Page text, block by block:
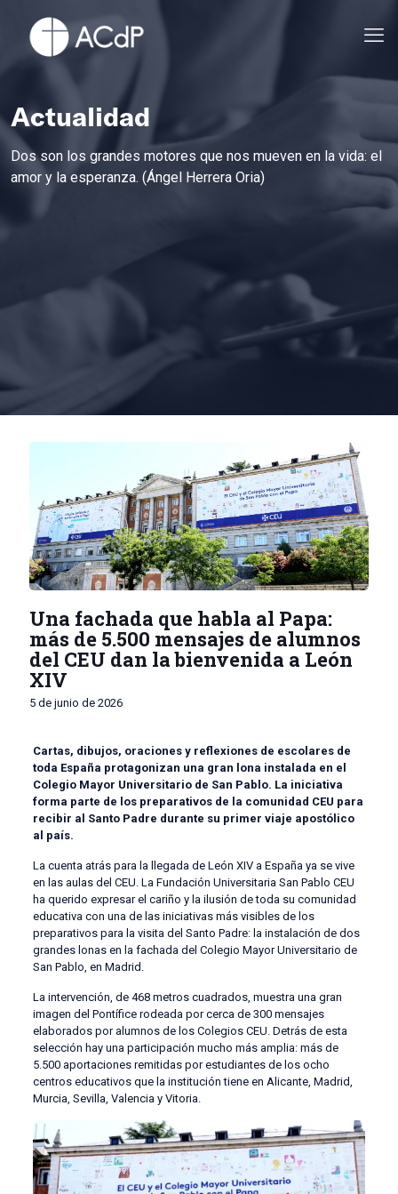
Actualidad
Dos son los grandes motores que nos mueven en la vida: el
amor y la esperanza. (Ángel Herrera Oria)
Una fachada que habla al Papa:
más de 5.500 mensajes de alumnos
del CEU dan la bienvenida a León
XIV
5 de junio de 2026
Cartas, dibujos, oraciones y reflexiones de escolares de
toda España protagonizan una gran lona instalada en el
Colegio Mayor Universitario de San Pablo. La iniciativa
forma parte de los preparativos de la comunidad CEU para
recibir al Santo Padre durante su primer viaje apostólico
al país.
La cuenta atrás para la llegada de León XIV a España ya se vive
en las aulas del CEU. La Fundación Universitaria San Pablo CEU
ha querido expresar el cariño y la ilusión de toda su comunidad
educativa con una de las iniciativas más visibles de los
preparativos para la visita del Santo Padre: la instalación de dos
grandes lonas en la fachada del Colegio Mayor Universitario de
San Pablo, en Madrid.
La intervención, de 468 metros cuadrados, muestra una gran
imagen del Pontífice rodeada por cerca de 300 mensajes
elaborados por alumnos de los Colegios CEU. Detrás de esta
selección hay una participación mucho más amplia: más de
5.500 aportaciones remitidas por estudiantes de los ocho
centros educativos que la institución tiene en Alicante, Madrid,
Murcia, Sevilla, Valencia y Vitoria.